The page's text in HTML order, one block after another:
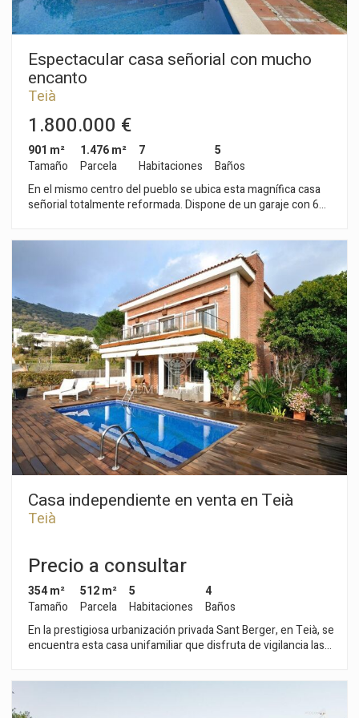
Espectacular casa señorial con mucho
encanto
Teià
1.800.000 €
901 m²
Tamaño
1.476 m²
Parcela
7
Habitaciones
5
Baños
En el mismo centro del pueblo se ubica esta magnífica casa
señorial totalmente reformada. Dispone de un garaje con 6
vivienda o a hotel con encanto, restaurante o cualquier tipo de
negocio que requiera estar dentro de un marco rural pero con
proximidad a Barcelona, aeropuertos, puerto deportivo, club
de tenis o golf. Un marco ideal con un microclima único para
disfrutar de una buena calidad de vida/negocio.ID 1150067
Casa independiente en venta en Teià
Teià
Precio a consultar
354 m²
Tamaño
512 m²
Parcela
5
Habitaciones
4
Baños
En la prestigiosa urbanización privada Sant Berger, en Teià, se
encuentra esta casa unifamiliar que disfruta de vigilancia las